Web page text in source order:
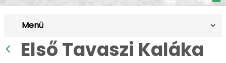
Menü
Első Tavaszi Kaláka